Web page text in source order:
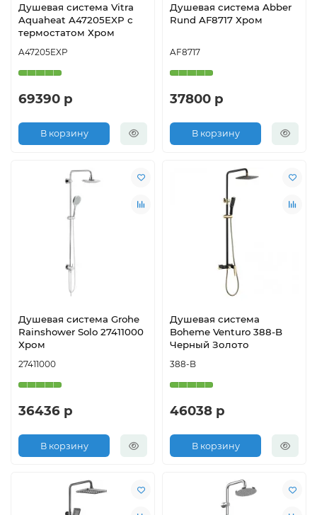
Душевая система Vitra
Aquaheat A47205EXP с
термостатом Хром
A47205EXP
69390 р
В корзину
Душевая система Abber
Rund AF8717 Хром
AF8717
37800 р
В корзину
Душевая система Grohe
Rainshower Solo 27411000
Хром
27411000
36436 р
В корзину
Душевая система
Boheme Venturo 388-B
Черный Золото
388-B
46038 р
В корзину